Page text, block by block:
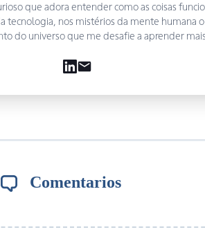
que adora entender como as coisas
tecnologia, nos mistérios da mente humana
do universo que me desafie a aprender
Comentarios